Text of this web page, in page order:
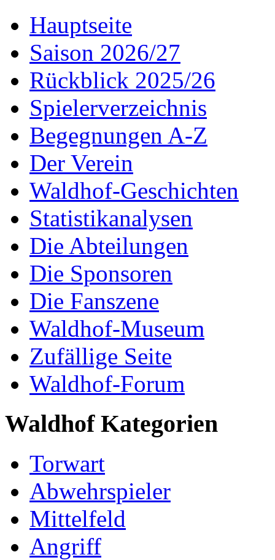
Hauptseite
Saison 2026/27
Rückblick 2025/26
Spielerverzeichnis
Begegnungen A-Z
Der Verein
Waldhof-Geschichten
Statistikanalysen
Die Abteilungen
Die Sponsoren
Die Fanszene
Waldhof-Museum
Zufällige Seite
Waldhof-Forum
Waldhof Kategorien
Torwart
Abwehrspieler
Mittelfeld
Angriff